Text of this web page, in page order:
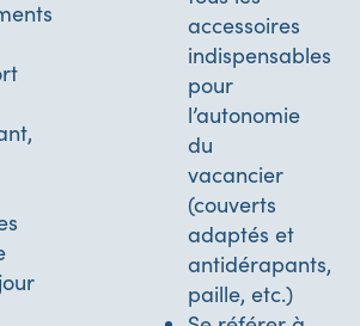
accessoires
indispensables
pour
l’autonomie
du
vacancier
(couverts
adaptés et
antidérapants,
paille, etc.)